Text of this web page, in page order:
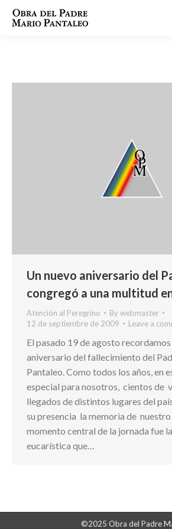
Un nuevo aniversario del
congregó a una multitud
Atención al Peregrino Bywebmaster
12 de septiembre de 2009
Leave a
El pasado 19 de agosto recordamos
aniversario del fallecimiento del
Pantaleo. Como todos los años, en
especial para nosotros, cientos de
llegados de distintos lugares del
su presencia la memoria de nuestro
momento central de la jornada fue
eucarística que…
©2025 Obra del Padre